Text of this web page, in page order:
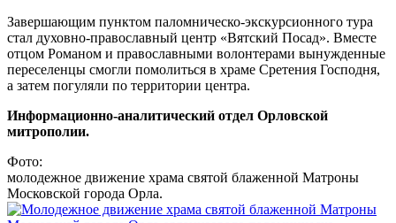
Завершающим пунктом паломническо-экскурсионного тура
стал духовно-православный центр «Вятский Посад». Вместе
отцом Романом и православными волонтерами вынужденные
переселенцы смогли помолиться в храме Сретения Господня,
а затем погуляли по территории центра.
Информационно-аналитический отдел Орловской
митрополии.
Фото:
молодежное движение храма святой блаженной Матроны
Московской города Орла.